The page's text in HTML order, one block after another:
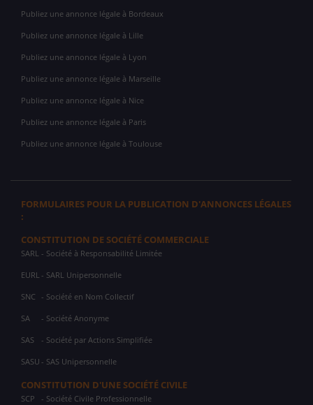
Publiez une annonce légale à Bordeaux
Publiez une annonce légale à Lille
Publiez une annonce légale à Lyon
Publiez une annonce légale à Marseille
Publiez une annonce légale à Nice
Publiez une annonce légale à Paris
Publiez une annonce légale à Toulouse
FORMULAIRES POUR LA PUBLICATION D'ANNONCES LÉGALES
:
CONSTITUTION DE SOCIÉTÉ COMMERCIALE
SARL - Société à Responsabilité Limitée
EURL - SARL Unipersonnelle
SNC - Société en Nom Collectif
SA - Société Anonyme
SAS - Société par Actions Simplifiée
SASU - SAS Unipersonnelle
CONSTITUTION D'UNE SOCIÉTÉ CIVILE
SCP - Société Civile Professionnelle